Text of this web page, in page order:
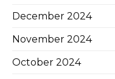
December 2024
November 2024
October 2024